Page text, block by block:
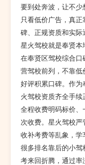
要到处奔波，让不
只看低价广告，真
碑、正规资质和实际
星火驾校就是奉贤本
在奉贤区驾校综合
营驾校前列，不靠
好评积累口碑。作
火驾校资质齐全手续
全程收费明码标价、
次收费。星火驾校
收补考费等乱象，学
很多排名靠后的小
考来回折腾，通过率